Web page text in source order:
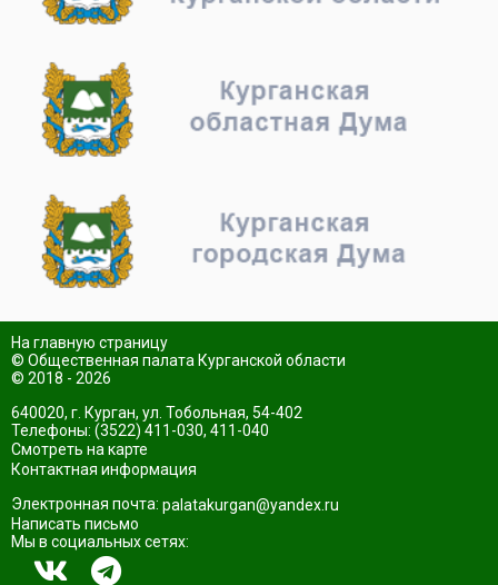
На главную страницу
© Общественная палата Курганской области
© 2018 - 2026
640020, г. Курган, ул. Тобольная, 54-402
Телефоны: (3522) 411-030, 411-040
Смотреть на карте
Контактная информация
Электронная почта: palatakurgan@yandex.ru
Написать письмо
Мы в социальных сетях: